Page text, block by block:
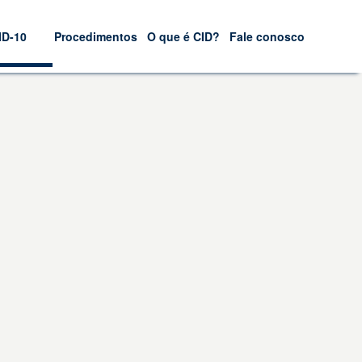
10 Procedimentos O que é CID? Fale conosco